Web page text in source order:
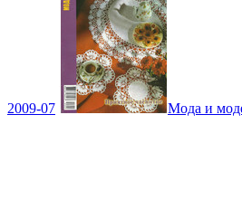
2009-07 Мода и